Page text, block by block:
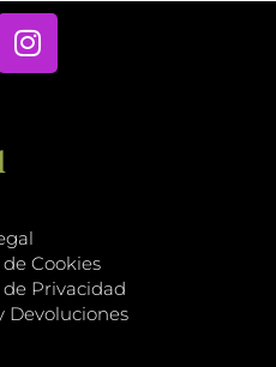
I
n
a
m
Cookies
Privacidad
Devoluciones